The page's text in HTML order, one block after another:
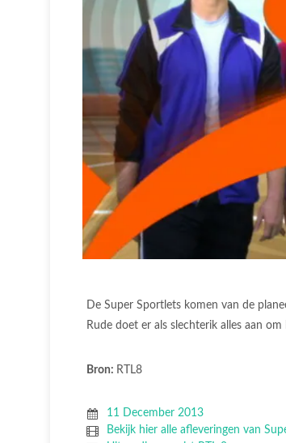
De Super Sportlets komen van de
Rude doet er als slechterik alles aan
Bron: RTL8
11 December 2013
Bekijk hier alle afleveringen van